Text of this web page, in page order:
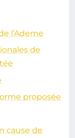
l’Ademe
de
proposée
cause de